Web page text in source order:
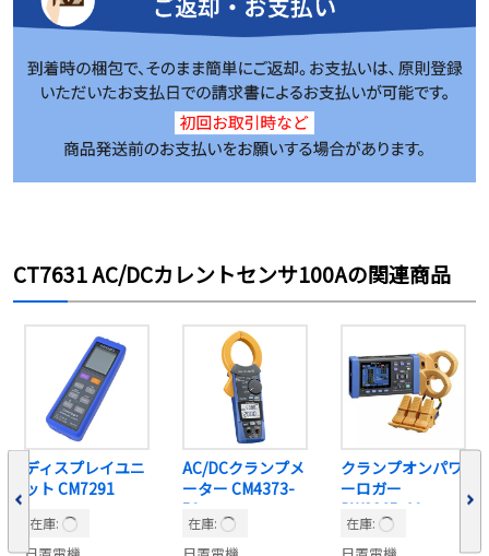
CT7631 AC/DCカレントセンサ100Aの関連商品
ディスプレイユニ
ット CM7291
在庫:
AC/DCクランプメ
ーター CM4373-
50
在庫:
クランプオンパワ
ーロガー
PW3365-10
在庫: